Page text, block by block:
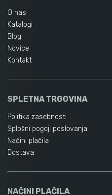
O nas
Katalogi
Blog
Novice
Kontakt
SPLETNA TRGOVINA
Politika zasebnosti
Splošni pogoji poslovanja
Načini plačila
Dostava
NAČINI PLAČILA